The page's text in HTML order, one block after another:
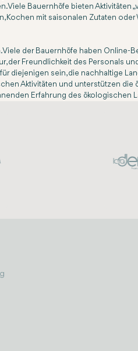
Bauernhöfe bieten Aktivitäten
Kochen mit saisonalen Zutaten
der Bauernhöfe haben
Freundlichkeit des Personals
diejenigen sein, die nachhaltige
Aktivitäten und unterstützen
Erfahrung des ökologischen